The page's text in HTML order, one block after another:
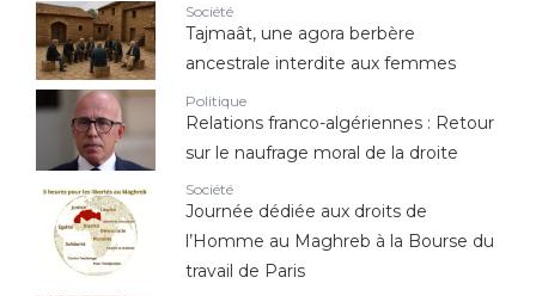
Société
Tajmaât, une agora berbère
ancestrale interdite aux femmes
Politique
Relations franco-algériennes : Retour
sur le naufrage moral de la droite
Société
Journée dédiée aux droits de
l’Homme au Maghreb à la Bourse du
travail de Paris